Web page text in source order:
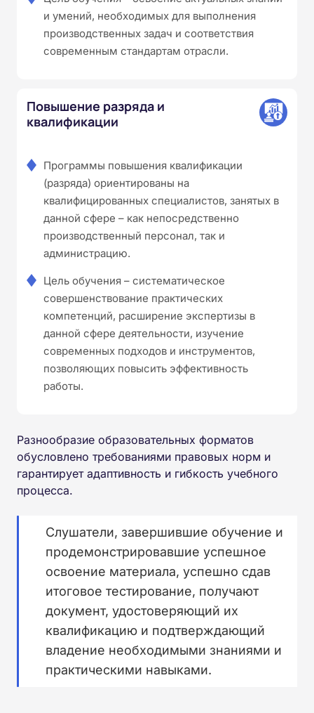
и умений, необходимых для выполнения
производственных задач и соответствия
современным стандартам отрасли.
Повышение разряда и
квалификации
Программы повышения квалификации
(разряда) ориентированы на
квалифицированных специалистов, занятых в
данной сфере – как непосредственно
производственный персонал, так и
администрацию.
Цель обучения – систематическое
совершенствование практических
компетенций, расширение экспертизы в
данной сфере деятельности, изучение
современных подходов и инструментов,
позволяющих повысить эффективность
работы.
Разнообразие образовательных форматов
обусловлено требованиями правовых норм и
гарантирует адаптивность и гибкость учебного
процесса.
Слушатели, завершившие обучение и
продемонстрировавшие успешное
освоение материала, успешно сдав
итоговое тестирование, получают
документ, удостоверяющий их
квалификацию и подтверждающий
владение необходимыми знаниями и
практическими навыками.